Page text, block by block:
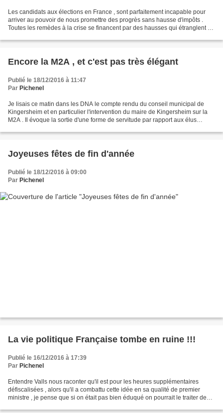
Les candidats aux élections en France , sont parfaitement incapable pour
arriver au pouvoir de nous promettre des progrès sans hausse d'impôts .
Toutes les remèdes à la crise se financent par des hausses qui étranglent de
Encore la M2A , et c'est pas très élégant
Publié le 18/12/2016 à 11:47
Par Pichenel
Je lisais ce matin dans les DNA le compte rendu du conseil municipal de
Kingersheim et en particulier l'intervention du maire de Kingersheim sur la
M2A . Il évoque la sortie d'une forme de servitude par rapport aux élus
Joyeuses fêtes de fin d'année
Publié le 18/12/2016 à 09:00
Par Pichenel
La vie politique Française tombe en ruine !!!
Publié le 16/12/2016 à 17:39
Par Pichenel
Entendre Valls nous raconter qu'il est pour les heures supplémentaires
défiscalisées , alors qu'il a combattu cette idée en sa qualité de premier
ministre , je pense que si on était pas bien éduqué on pourrait le traiter de